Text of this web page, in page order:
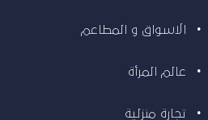
الاسواق و المطاعم
عالم المرأة
تجارة منزلية